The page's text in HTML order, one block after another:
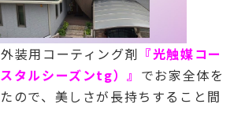
装用コーティング剤 『光触媒コー
タルシーズンtg）』 でお家全体を
ので、美しさが長持ちすること間